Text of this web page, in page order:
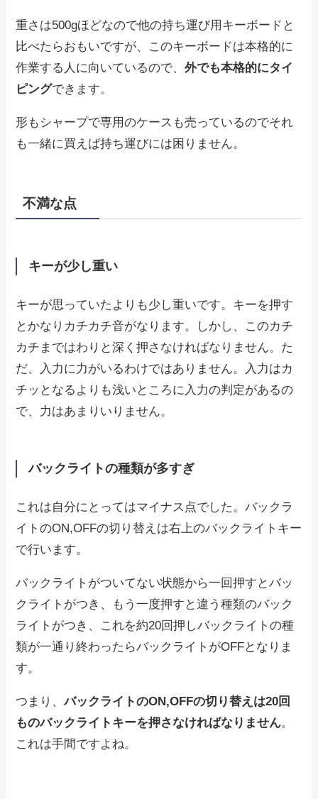
重さは500gほどなので他の持ち運び用キーボードと
比べたらおもいですが、このキーボードは本格的に
作業する人に向いているので、外でも本格的にタイ
ピングできます。
形もシャープで専用のケースも売っているのでそれ
も一緒に買えば持ち運びには困りません。
不満な点
キーが少し重い
キーが思っていたよりも少し重いです。キーを押す
とかなりカチカチ音がなります。しかし、このカチ
カチまではわりと深く押さなければなりません。た
だ、入力に力がいるわけではありません。入力はカ
チッとなるよりも浅いところに入力の判定があるの
で、力はあまりいりません。
バックライトの種類が多すぎ
これは自分にとってはマイナス点でした。バックラ
イトのON,OFFの切り替えは右上のバックライトキー
で行います。
バックライトがついてない状態から一回押すとバッ
クライトがつき、もう一度押すと違う種類のバック
ライトがつき、これを約20回押しバックライトの種
類が一通り終わったらバックライトがOFFとなりま
す。
つまり、バックライトのON,OFFの切り替えは20回
ものバックライトキーを押さなければなりません。
これは手間ですよね。